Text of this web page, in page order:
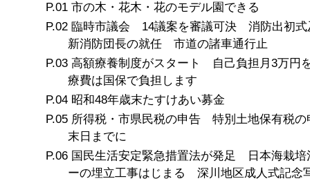
市の木・花木・花のモデル園できる
臨時市議会 14議案を審議可決 消防出初
新消防団長の就任 市道の諸車通行止
高額療養制度がスタート 自己負担月3万円
療費は国保で負担します
昭和48年歳末たすけあい募金
所得税・市県民税の申告 特別土地保有税の
末日までに
国民生活安定緊急措置法が発足 日本海栽培
ーの埋立工事はじまる 深川地区成人式記念